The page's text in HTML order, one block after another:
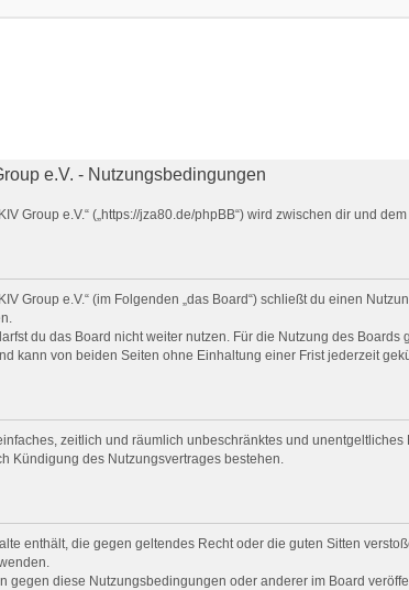
e.V. - Nutzungsbedingungen
Group e.V.“ („https://jza80.de/phpBB“) wird zwischen dir und
Group e.V.“ (im Folgenden „das Board“) schließt du einen
du das Board nicht weiter nutzen. Für die Nutzung des
kann von beiden Seiten ohne Einhaltung einer Frist jederzeit
zeitlich und räumlich unbeschränktes und
Kündigung des Nutzungsvertrages bestehen.
enthält, die gegen geltendes Recht oder die guten Sitten
gegen diese Nutzungsbedingungen oder anderer im Board